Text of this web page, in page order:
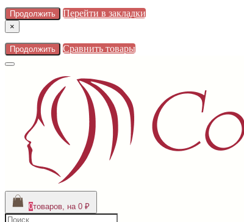
Продолжить Перейти в закладки
×
Продолжить Сравнить товары
0товаров, на 0 ₽